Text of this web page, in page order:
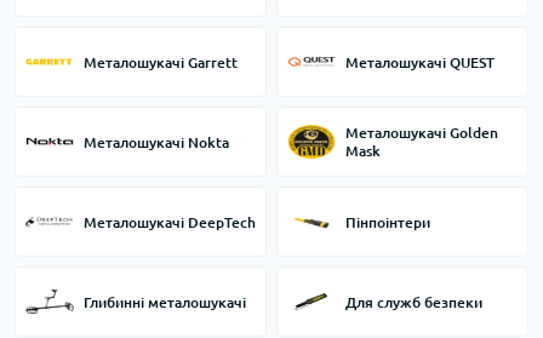
Металошукачі Garrett Металошукачі QUEST
Металошукачі Nokta
Металошукачі Golden
Mask
Металошукачі DeepTech Пінпоінтери
Глибинні металошукачі Для служб безпеки